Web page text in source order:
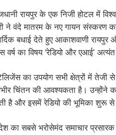
रायपुर के एक निजी होटल में
ने वंदे मातरम के नए गायन संस्करण
बधाई देते हुए आकाशवाणी
का विषय ‘रेडियो और एआई’
का उपयोग सभी क्षेत्रों में तेजी
चिंतन की आवश्यकता है। उन्होंने
है और इसमें रेडियो की भूमिका शुरू से
का सबसे भरोसेमंद समाचार